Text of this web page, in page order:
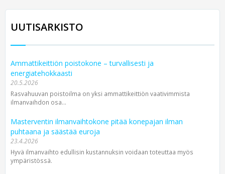
UUTISARKISTO
Ammattikeittiön poistokone – turvallisesti ja
energiatehokkaasti
20.5.2026
Rasvahuuvan poistoilma on yksi ammattikeittiön vaativimmista
ilmanvaihdon osa...
Masterventin ilmanvaihtokone pitää konepajan ilman
puhtaana ja säästää euroja
23.4.2026
Hyvä ilmanvaihto edullisin kustannuksin voidaan toteuttaa myös
ympäristössä.